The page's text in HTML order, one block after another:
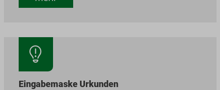
Eingabemaske Urkunden